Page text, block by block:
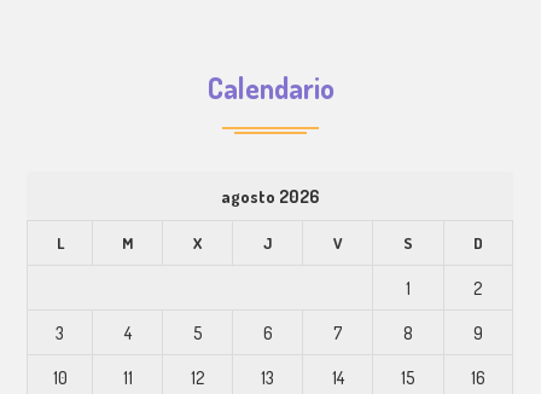
Calendario
agosto 2026
L M X J V S D
1 2
3 4 5 6 7 8 9
10 11 12 13 14 15 16